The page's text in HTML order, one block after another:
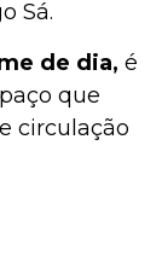
Sá.
de dia, é
que
circulação